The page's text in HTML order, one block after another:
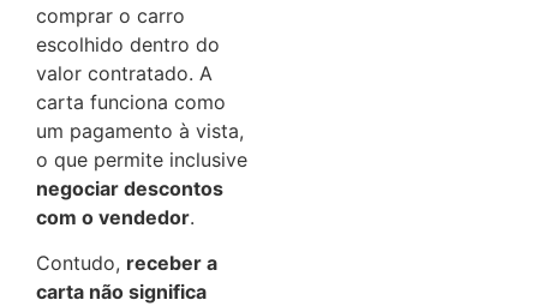
comprar o carro
escolhido dentro do
valor contratado. A
carta funciona como
um pagamento à vista,
o que permite inclusive
negociar descontos
com o vendedor.
Contudo, receber a
carta não significa